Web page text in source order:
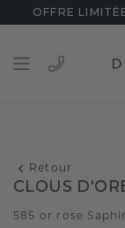
OFFRE
Retour
CLOUS
585 or rose